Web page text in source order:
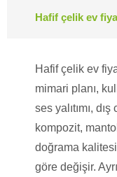
Hafif çelik ev
Hafif çelik ev
mimari planı,
ses yalıtımı,
kompozit,
doğrama
göre değişir.